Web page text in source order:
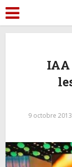
IAA
9 octobre 2013